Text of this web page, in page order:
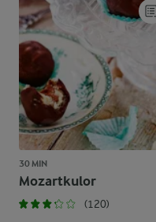
30 MIN
Mozartkulor
(120)